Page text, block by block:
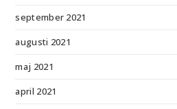
september 2021
augusti 2021
maj 2021
april 2021